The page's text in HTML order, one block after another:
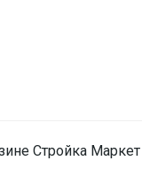
Стройка